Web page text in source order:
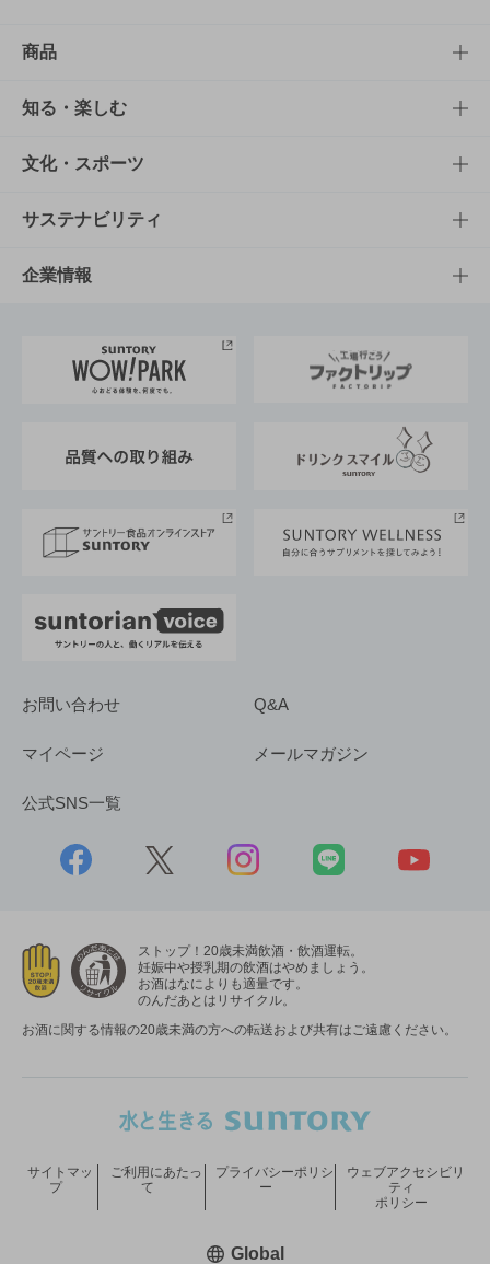
商品
商品TOP
商品一覧
商品発売情報
栄養成分一覧
知る・楽しむ
知る・楽しむTOP
キャンペーン
工場見学
地域情報
文化・スポーツ
文化・スポーツTOP
サントリーホール
サントリーサンバーズ大阪
サステナビリティ
サステナビリティTOP
サントリーが考えるサステナビリティ経営
企業情報
企業概要
採用情報
お問い合わせ Q&A
マイページ メールマガジン
公式SNS一覧
ストップ！20歳未満飲酒・飲酒運転。
妊娠中や授乳期の飲酒はやめましょう。
お酒はなによりも適量です。
のんだあとはリサイクル。
お酒に関する情報の20歳未満の方への転送および共有はご遠慮ください。
サイトマッ
プ
ご利用にあたっ
て
プライバシーポリシ
ー
ウェブアクセシビリ
ティ
ポリシー
Global新しいウィンドウで開く